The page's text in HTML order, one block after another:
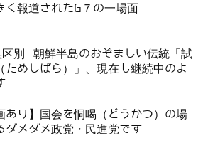
く報道されたG７の一場面
別 朝鮮半島のおぞましい伝統「試
ためしばら）」、現在も継続中のよ
あり】国会を恫喝（どうかつ）の場
ダメダメ政党・民進党です